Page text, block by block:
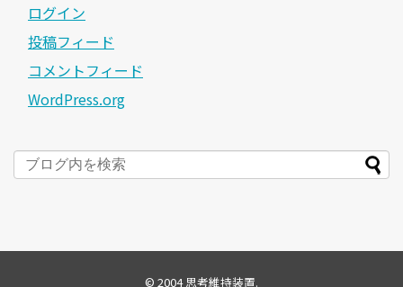
ログイン
投稿フィード
コメントフィード
WordPress.org
© 2004思考維持装置.